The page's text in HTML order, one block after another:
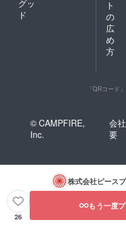
グッ
ド
ト
の
広
め
方
「QRコード
© CAMPFIRE,
Inc.
会
要
株式会社ピース
26
もう一度